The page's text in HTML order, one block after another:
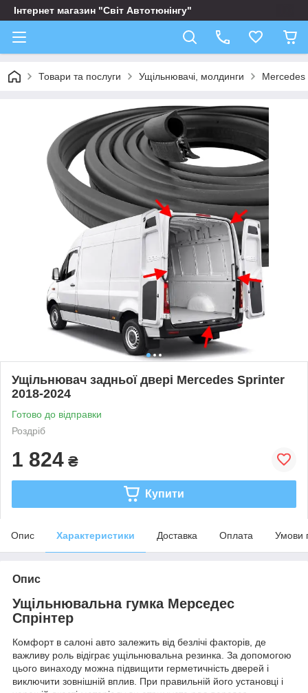
Інтернет магазин "Світ Автотюнінгу"
Товари та послуги Ущільнювачі, молдинги Mercedes
Ущільнювач задньої двері Mercedes Sprinter
2018-2024
Готово до відправки
Роздріб
1 824 ₴
Купити
Опис Характеристики Доставка Оплата Умови
Опис
Ущільнювальна гумка Мерседес
Спрінтер
Комфорт в салоні авто залежить від безлічі факторів, де
важливу роль відіграє ущільнювальна резинка. За допомогою
цього винаходу можна підвищити герметичність дверей і
виключити зовнішній вплив. При правильній його установці і